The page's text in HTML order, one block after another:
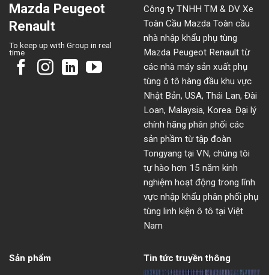
Mazda Peugeot
Renault
To keep up with Group in real
time
Công ty TNHH TM & DV Xe
Toàn Cầu Mazda Toàn cầu
nhà nhập khẩu phụ tùng
Mazda Peugeot Renault từ
các nhà máy sản xuất phụ
tùng ô tô hàng đầu khu vực
Nhật Bản, USA, Thái Lan, Đài
Loan, Malaysia, Korea. Đại lý
chính hãng phân phối các
sản phầm từ tập đoàn
Tongyang tại VN, chúng tôi
tự hào hơn 15 năm kinh
nghiệm hoạt động trong lĩnh
vực nhập khẩu phân phối phụ
tùng linh kiện ô tô tại Việt
Nam
Sản phẩm Tin tức truyền thông